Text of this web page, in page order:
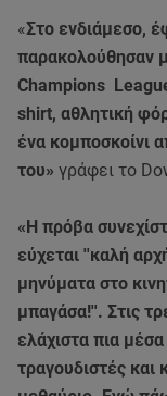
«Στο ενδιάμεσο,
παρακολούθησαν
Champions
shirt, αθλητική
ένα κομποσκοίνι
του» γράφει το
«Η πρόβα
εύχεται ''καλή
μηνύματα στο
μπαγάσα!''. Στις
ελάχιστα πια
τραγουδιστές και